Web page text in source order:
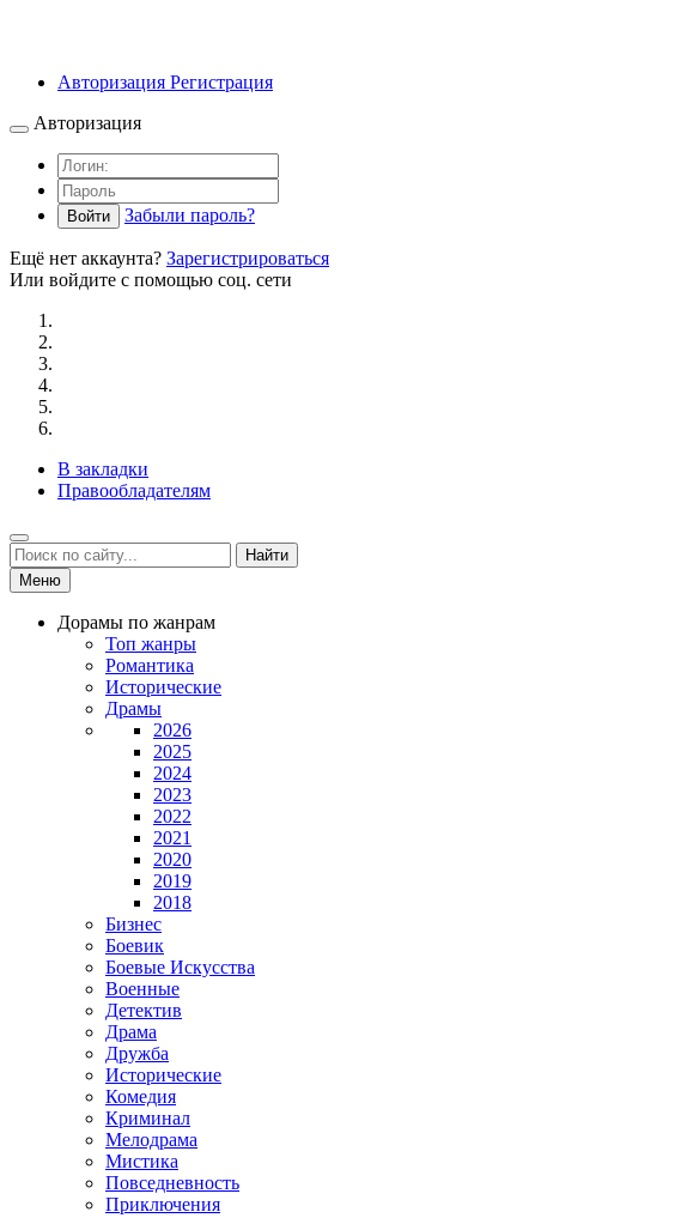
Авторизация Регистрация
Авторизация
Войти Забыли пароль?
Ещё нет аккаунта? Зарегистрироваться
Или войдите с помощью соц. сети
В закладки
Правообладателям
Найти
Меню
Дорамы по жанрам
Топ жанры
Романтика
Исторические
Драмы
2026
2025
2024
2023
2022
2021
2020
2019
2018
Бизнес
Боевик
Боевые Искусства
Военные
Детектив
Драма
Дружба
Исторические
Комедия
Криминал
Мелодрама
Мистика
Повседневность
Приключения